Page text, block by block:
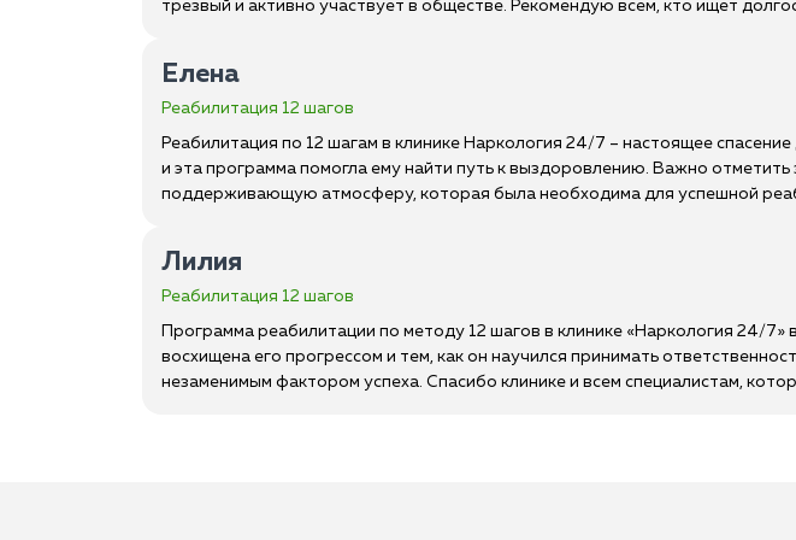
трезвый и активно участвует в обществе. Рекомендую всем, кто ищет
Елена
Реабилитация 12 шагов
Реабилитация по 12 шагам в клинике Наркология 24/7 – настоящее
и эта программа помогла ему найти путь к выздоровлению. Важно
поддерживающую атмосферу, которая была необходима для успешной
Лилия
Реабилитация 12 шагов
Программа реабилитации по методу 12 шагов в клинике «Наркология 24/
восхищена его прогрессом и тем, как он научился принимать
незаменимым фактором успеха. Спасибо клинике и всем специалистам,